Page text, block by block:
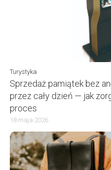
Turystyka
Sprzedaż pamiątek bez
przez cały dzień — jak
proces
18 maja 2026